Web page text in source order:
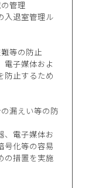
管理
入退室管理ル
等の防止
子媒体およ
防止するため
漏えい等の防
、電子媒体お
号化等の容易
の措置を実施